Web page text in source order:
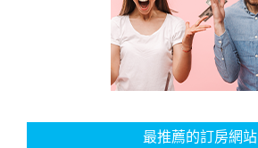
最推薦的訂房網站